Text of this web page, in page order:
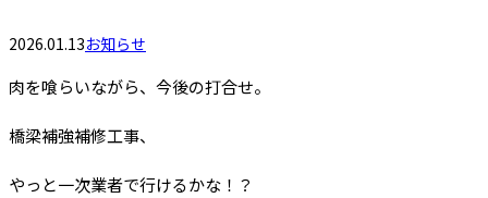
2026.01.13お知らせ
肉を喰らいながら、今後の打合せ。
橋梁補強補修工事、
やっと一次業者で行けるかな！？